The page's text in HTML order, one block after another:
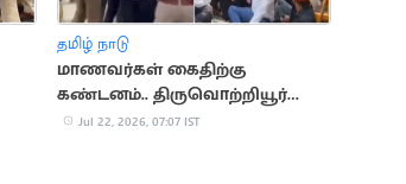
தமிழ் நாடு
மாணவர்கள் கைதிற்கு
கண்டனம்.. திருவொற்றியூர்
காவல் நிலையம் முற்றுகை
Jul 22, 2026, 07:07 IST